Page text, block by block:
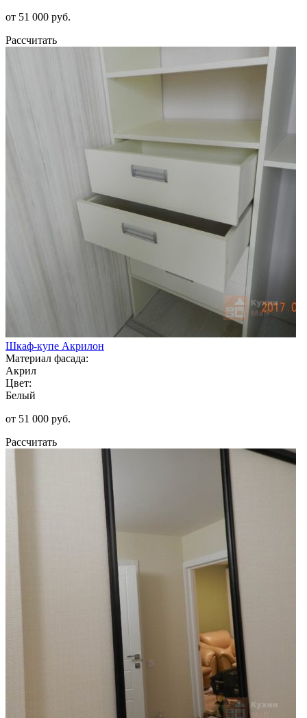
от 51 000 руб.
Рассчитать
Шкаф-купе Акрилон
Материал фасада:
Акрил
Цвет:
Белый
от 51 000 руб.
Рассчитать